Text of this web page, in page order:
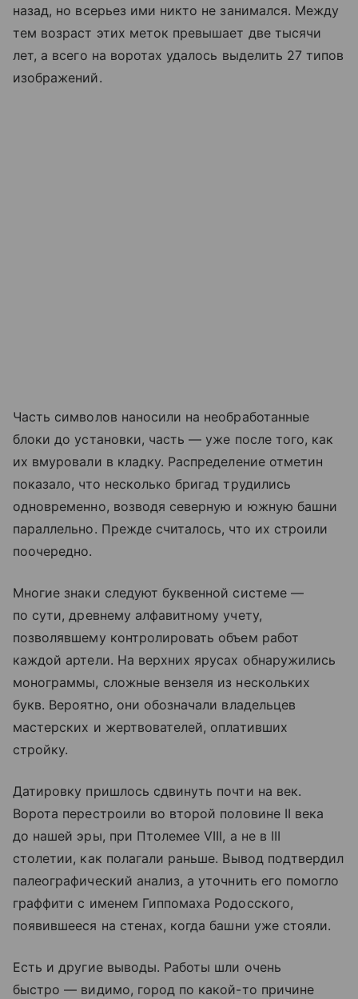
назад, но всерьез ими никто не занимался. Между
тем возраст этих меток превышает две тысячи
лет, а всего на воротах удалось выделить 27 типов
изображений.
Часть символов наносили на необработанные
блоки до установки, часть — уже после того, как
их вмуровали в кладку. Распределение отметин
показало, что несколько бригад трудились
одновременно, возводя северную и южную башни
параллельно. Прежде считалось, что их строили
поочередно.
Многие знаки следуют буквенной системе —
по сути, древнему алфавитному учету,
позволявшему контролировать объем работ
каждой артели. На верхних ярусах обнаружились
монограммы, сложные вензеля из нескольких
букв. Вероятно, они обозначали владельцев
мастерских и жертвователей, оплативших
стройку.
Датировку пришлось сдвинуть почти на век.
Ворота перестроили во второй половине II века
до нашей эры, при Птолемее VIII, а не в III
столетии, как полагали раньше. Вывод подтвердил
палеографический анализ, а уточнить его помогло
граффити с именем Гиппомаха Родосского,
появившееся на стенах, когда башни уже стояли.
Есть и другие выводы. Работы шли очень
быстро — видимо, город по какой-то причине